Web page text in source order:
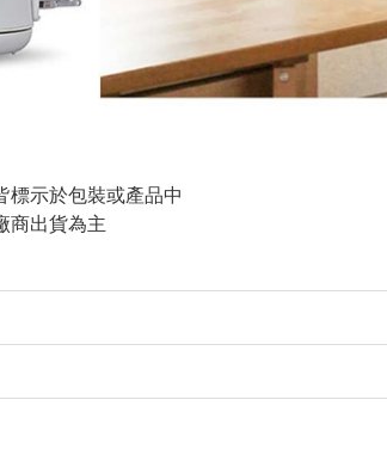
標示於包裝或產品中
商出貨為主